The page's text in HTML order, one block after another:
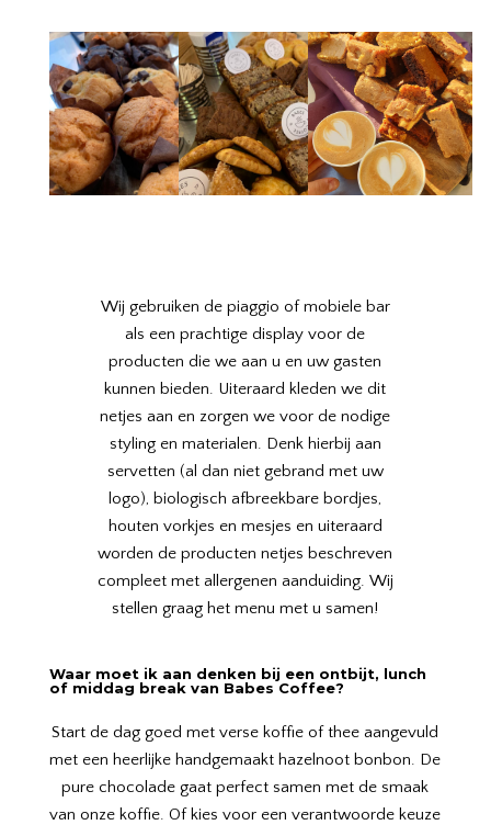
Wij gebruiken de piaggio of mobiele bar
als een prachtige display voor de
producten die we aan u en uw gasten
kunnen bieden. Uiteraard kleden we dit
netjes aan en zorgen we voor de nodige
styling en materialen. Denk hierbij aan
servetten (al dan niet gebrand met uw
logo), biologisch afbreekbare bordjes,
houten vorkjes en mesjes en uiteraard
worden de producten netjes beschreven
compleet met allergenen aanduiding. Wij
stellen graag het menu met u samen!
Waar moet ik aan denken bij een ontbijt, lunch
of middag break van Babes Coffee?
Start de dag goed met verse koffie of thee aangevuld
met een heerlijke handgemaakt hazelnoot bonbon. De
pure chocolade gaat perfect samen met de smaak
van onze koffie. Of kies voor een verantwoorde keuze